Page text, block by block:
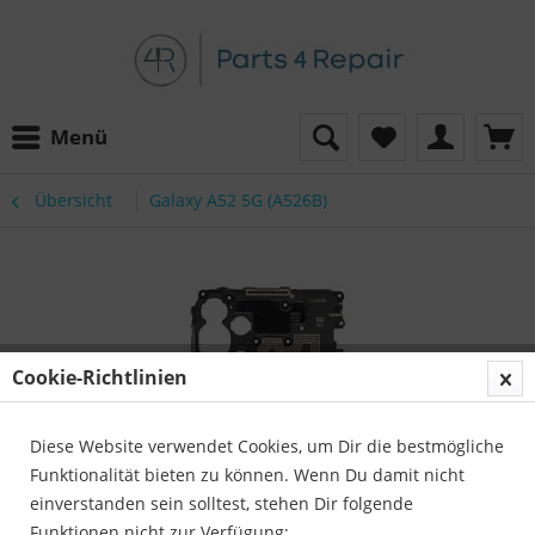
Menü
Übersicht Galaxy A52 5G (A526B)
Cookie-Richtlinien
Diese Website verwendet Cookies, um Dir die bestmögliche
Funktionalität bieten zu können. Wenn Du damit nicht
einverstanden sein solltest, stehen Dir folgende